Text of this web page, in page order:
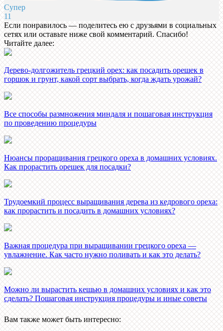
Супер
11
Если понравилось — поделитесь ею с друзьями в социальных
сетях или оставьте ниже свой комментарий. Спасибо!
Читайте далее:
Дерево-долгожитель грецкий орех: как посадить орешек в
горшок и грунт, какой сорт выбрать, когда ждать урожай?
Все способы размножения миндаля и пошаговая инструкция
по проведению процедуры
Нюансы проращивания грецкого ореха в домашних условиях.
Как прорастить орешек для посадки?
Трудоемкий процесс выращивания дерева из кедрового ореха:
как прорастить и посадить в домашних условиях?
Важная процедура при выращивании грецкого ореха —
увлажнение. Как часто нужно поливать и как это делать?
Можно ли вырастить кешью в домашних условиях и как это
сделать? Пошаговая инструкция процедуры и иные советы
Вам также может быть интересно: